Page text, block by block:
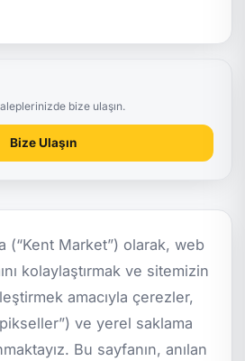
bize ulaşın.
Bize Ulaşın
(“Kent Market”) olarak, web
kolaylaştırmak ve sitemizin
amacıyla çerezler,
ve yerel saklama
Bu sayfanın, anılan